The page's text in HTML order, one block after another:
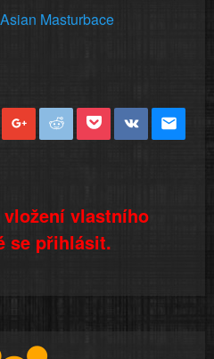
Asian Masturbace
vlastního
se přihlásit.